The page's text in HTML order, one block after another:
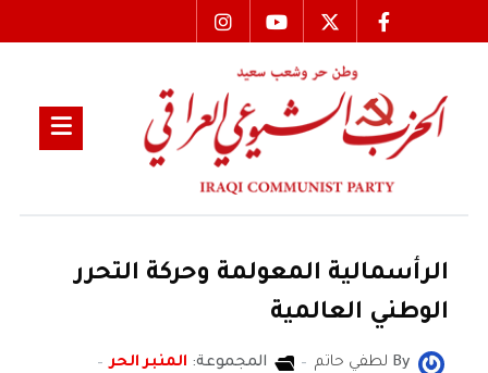
الرأسمالية المعولمة وحركة التحرر
الوطني العالمية
By لطفي حاتم المجموعة: المنبر الحر